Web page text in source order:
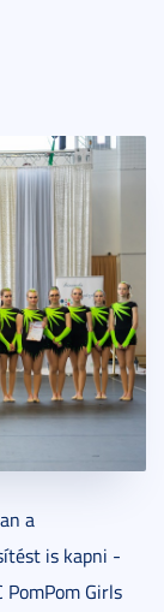
a
is kapni -
PomPom Girls